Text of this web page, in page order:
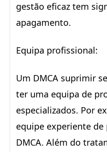
gestão eficaz tem
apagamento.
Equipa profissional:
Um DMCA suprimir
ter uma equipa de
especializados. Por
equipe experiente
DMCA. Além do